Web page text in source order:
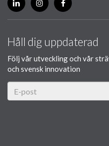
Håll dig uppdaterad
Följ vår utveckling och vår
och svensk innovation